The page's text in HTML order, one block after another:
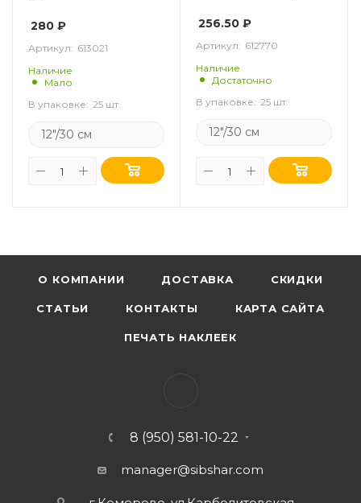
280 ₽
Артикул: 613021
Наличие
Мало
В упаковке: 25 шт.
12"/30 см
256.50 ₽
Артикул: 612770
Наличие
Достаточно
В упаковке: 25 шт.
12"/30 см
О КОМПАНИИ ДОСТАВКА СКИДКИ
СТАТЬИ КОНТАКТЫ КАРТА САЙТА
ПЕЧАТЬ НАКЛЕЕК
8 (950) 581-10-22
manager@sibshar.com